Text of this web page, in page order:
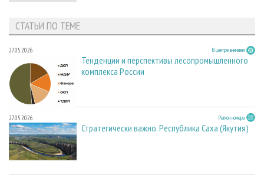
СТАТЬИ ПО ТЕМЕ
27.05.2026 В центре внимания
Тенденции и перспективы лесопромышленного
комплекса России
27.05.2026 Регион номера
Стратегически важно. Республика Саха (Якутия)